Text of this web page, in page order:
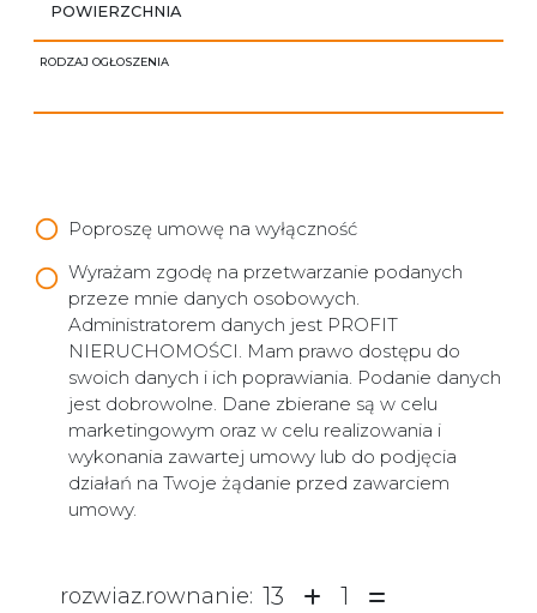
POWIERZCHNIA
RODZAJ OGŁOSZENIA
Poproszę umowę na wyłączność
Wyrażam zgodę na przetwarzanie podanych
przeze mnie danych osobowych.
Administratorem danych jest PROFIT
NIERUCHOMOŚCI. Mam prawo dostępu do
swoich danych i ich poprawiania. Podanie danych
jest dobrowolne. Dane zbierane są w celu
marketingowym oraz w celu realizowania i
wykonania zawartej umowy lub do podjęcia
działań na Twoje żądanie przed zawarciem
umowy.
rozwiaz.rownanie: 13 1